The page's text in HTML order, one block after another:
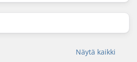
Näytä kaikki